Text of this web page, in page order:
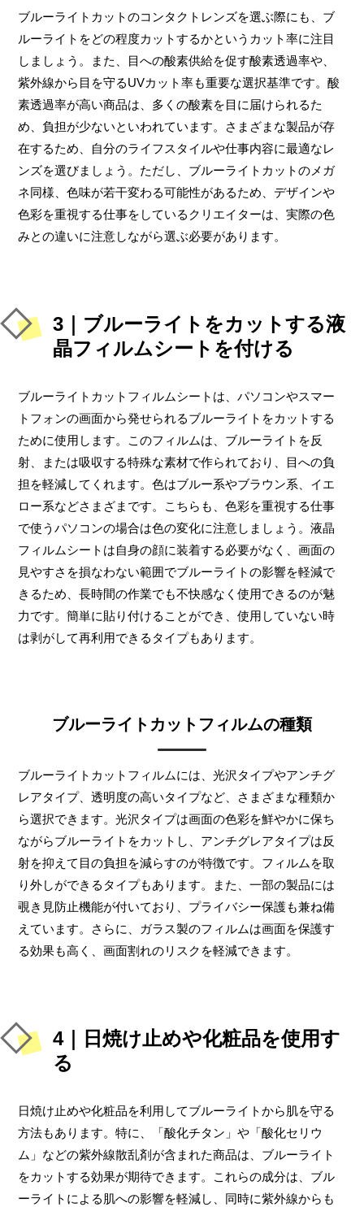
ブルーライトカットのコンタクトレンズを選ぶ際にも、ブ
ルーライトをどの程度カットするかというカット率に注目
しましょう。また、目への酸素供給を促す酸素透過率や、
紫外線から目を守るUVカット率も重要な選択基準です。酸
素透過率が高い商品は、多くの酸素を目に届けられるた
め、負担が少ないといわれています。さまざまな製品が存
在するため、自分のライフスタイルや仕事内容に最適なレ
ンズを選びましょう。ただし、ブルーライトカットのメガ
ネ同様、色味が若干変わる可能性があるため、デザインや
色彩を重視する仕事をしているクリエイターは、実際の色
みとの違いに注意しながら選ぶ必要があります。
3｜ブルーライトをカットする液
晶フィルムシートを付ける
ブルーライトカットフィルムシートは、パソコンやスマー
トフォンの画面から発せられるブルーライトをカットする
ために使用します。このフィルムは、ブルーライトを反
射、または吸収する特殊な素材で作られており、目への負
担を軽減してくれます。色はブルー系やブラウン系、イエ
ロー系などさまざまです。こちらも、色彩を重視する仕事
で使うパソコンの場合は色の変化に注意しましょう。液晶
フィルムシートは自身の顔に装着する必要がなく、画面の
見やすさを損なわない範囲でブルーライトの影響を軽減で
きるため、長時間の作業でも不快感なく使用できるのが魅
力です。簡単に貼り付けることができ、使用していない時
は剥がして再利用できるタイプもあります。
ブルーライトカットフィルムの種類
ブルーライトカットフィルムには、光沢タイプやアンチグ
レアタイプ、透明度の高いタイプなど、さまざまな種類か
ら選択できます。光沢タイプは画面の色彩を鮮やかに保ち
ながらブルーライトをカットし、アンチグレアタイプは反
射を抑えて目の負担を減らすのが特徴です。フィルムを取
り外しができるタイプもあります。また、一部の製品には
覗き見防止機能が付いており、プライバシー保護も兼ね備
えています。さらに、ガラス製のフィルムは画面を保護す
る効果も高く、画面割れのリスクを軽減できます。
4｜日焼け止めや化粧品を使用す
る
日焼け止めや化粧品を利用してブルーライトから肌を守る
方法もあります。特に、「酸化チタン」や「酸化セリウ
ム」などの紫外線散乱剤が含まれた商品は、ブルーライト
をカットする効果が期待できます。これらの成分は、ブル
ーライトによる肌への影響を軽減し、同時に紫外線からも